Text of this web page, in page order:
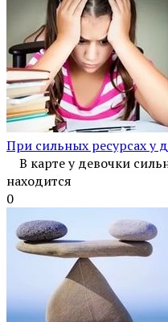
При сильных ресурсах у
В карте у девочки
находится
0